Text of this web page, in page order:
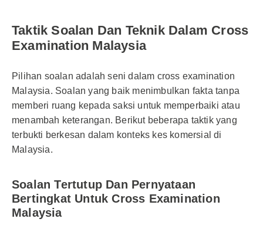
Taktik Soalan Dan Teknik Dalam Cross
Examination Malaysia
Pilihan soalan adalah seni dalam cross examination
Malaysia. Soalan yang baik menimbulkan fakta tanpa
memberi ruang kepada saksi untuk memperbaiki atau
menambah keterangan. Berikut beberapa taktik yang
terbukti berkesan dalam konteks kes komersial di
Malaysia.
Soalan Tertutup Dan Pernyataan
Bertingkat Untuk Cross Examination
Malaysia